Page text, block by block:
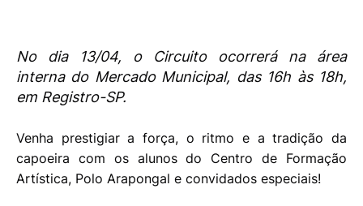
No dia 13/04, o Circuito ocorrerá na área
interna do Mercado Municipal, das 16h às 18h,
em Registro-SP.
Venha prestigiar a força, o ritmo e a tradição da
capoeira com os alunos do Centro de Formação
Artística, Polo Arapongal e convidados especiais!